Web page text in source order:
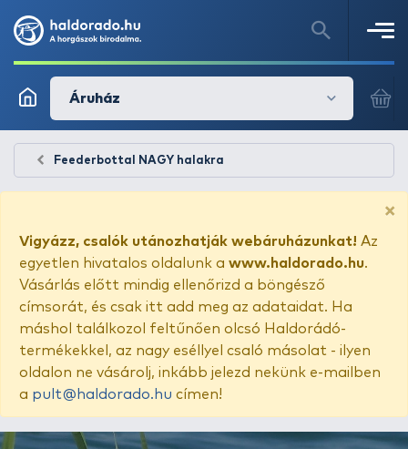
Áruház
Feederbottal NAGY halakra
×
Vigyázz, csalók utánozhatják webáruházunkat! Az
egyetlen hivatalos oldalunk a www.haldorado.hu.
Vásárlás előtt mindig ellenőrizd a böngésző
címsorát, és csak itt add meg az adataidat. Ha
máshol találkozol feltűnően olcsó Haldorádó-
termékekkel, az nagy eséllyel csaló másolat - ilyen
oldalon ne vásárolj, inkább jelezd nekünk e-mailben
a pult@haldorado.hu címen!